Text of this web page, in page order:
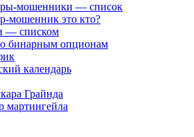
мошенники — список
мошенник это кто?
— списком
бинарным опционам
календарь
Грайнда
мартингейла